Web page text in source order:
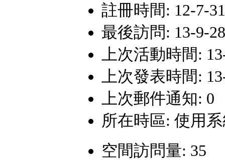
註冊時間: 12-7-
最後訪問: 13-9-
上次活動時間:
上次發表時間:
上次郵件通知: 0
所在時區: 使用
空間訪問量: 35